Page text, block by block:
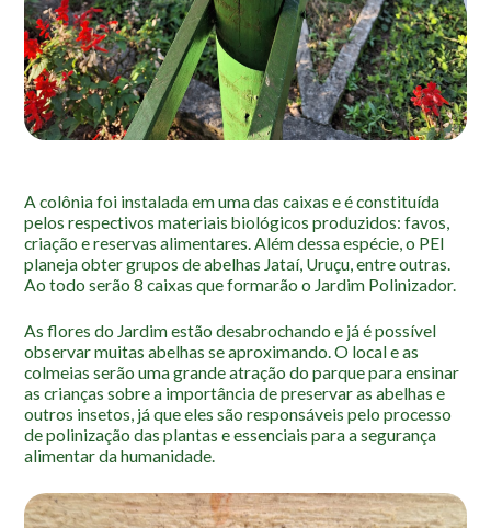
Localização
A colônia foi instalada em uma das caixas e é constituída
pelos respectivos materiais biológicos produzidos: favos,
criação e reservas alimentares. Além dessa espécie, o PEI
planeja obter grupos de abelhas Jataí, Uruçu, entre outras.
Ao todo serão 8 caixas que formarão o Jardim Polinizador.
As flores do Jardim estão desabrochando e já é possível
observar muitas abelhas se aproximando. O local e as
colmeias serão uma grande atração do parque para ensinar
as crianças sobre a importância de preservar as abelhas e
outros insetos, já que eles são responsáveis pelo processo
de polinização das plantas e essenciais para a segurança
alimentar da humanidade.